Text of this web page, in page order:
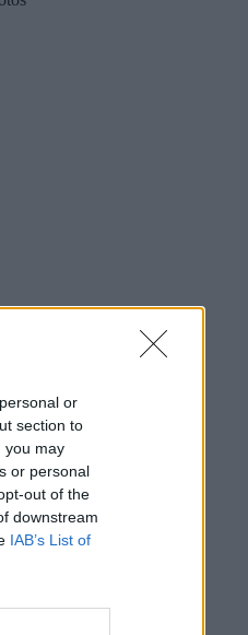
or
section to
you may
or personal
out of the
downstream
IAB’s List of